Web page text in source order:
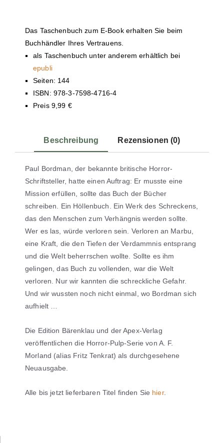
Das Taschenbuch zum E-Book erhalten Sie beim
Buchhändler Ihres Vertrauens.
als Taschenbuch unter anderem erhältlich bei
epubli
Seiten: 144
ISBN: 978-3-7598-4716-4
Preis 9,99 €
Beschreibung Rezensionen (0)
Paul Bordman, der bekannte britische Horror-
Schriftsteller, hatte einen Auftrag: Er musste eine
Mission erfüllen, sollte das Buch der Bücher
schreiben. Ein Höllenbuch. Ein Werk des Schreckens,
das den Menschen zum Verhängnis werden sollte.
Wer es las, würde verloren sein. Verloren an Marbu,
eine Kraft, die den Tiefen der Verdammnis entsprang
und die Welt beherrschen wollte. Sollte es ihm
gelingen, das Buch zu vollenden, war die Welt
verloren. Nur wir kannten die schreckliche Gefahr.
Und wir wussten noch nicht einmal, wo Bordman sich
aufhielt …
Die Edition Bärenklau und der Apex-Verlag
veröffentlichen die Horror-Pulp-Serie von A. F.
Morland (alias Fritz Tenkrat) als durchgesehene
Neuausgabe.
Alle bis jetzt lieferbaren Titel finden Sie hier.